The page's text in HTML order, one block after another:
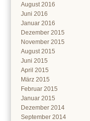
August 2016
Juni 2016
Januar 2016
Dezember 2015
November 2015
August 2015
Juni 2015
April 2015
März 2015
Februar 2015
Januar 2015
Dezember 2014
September 2014